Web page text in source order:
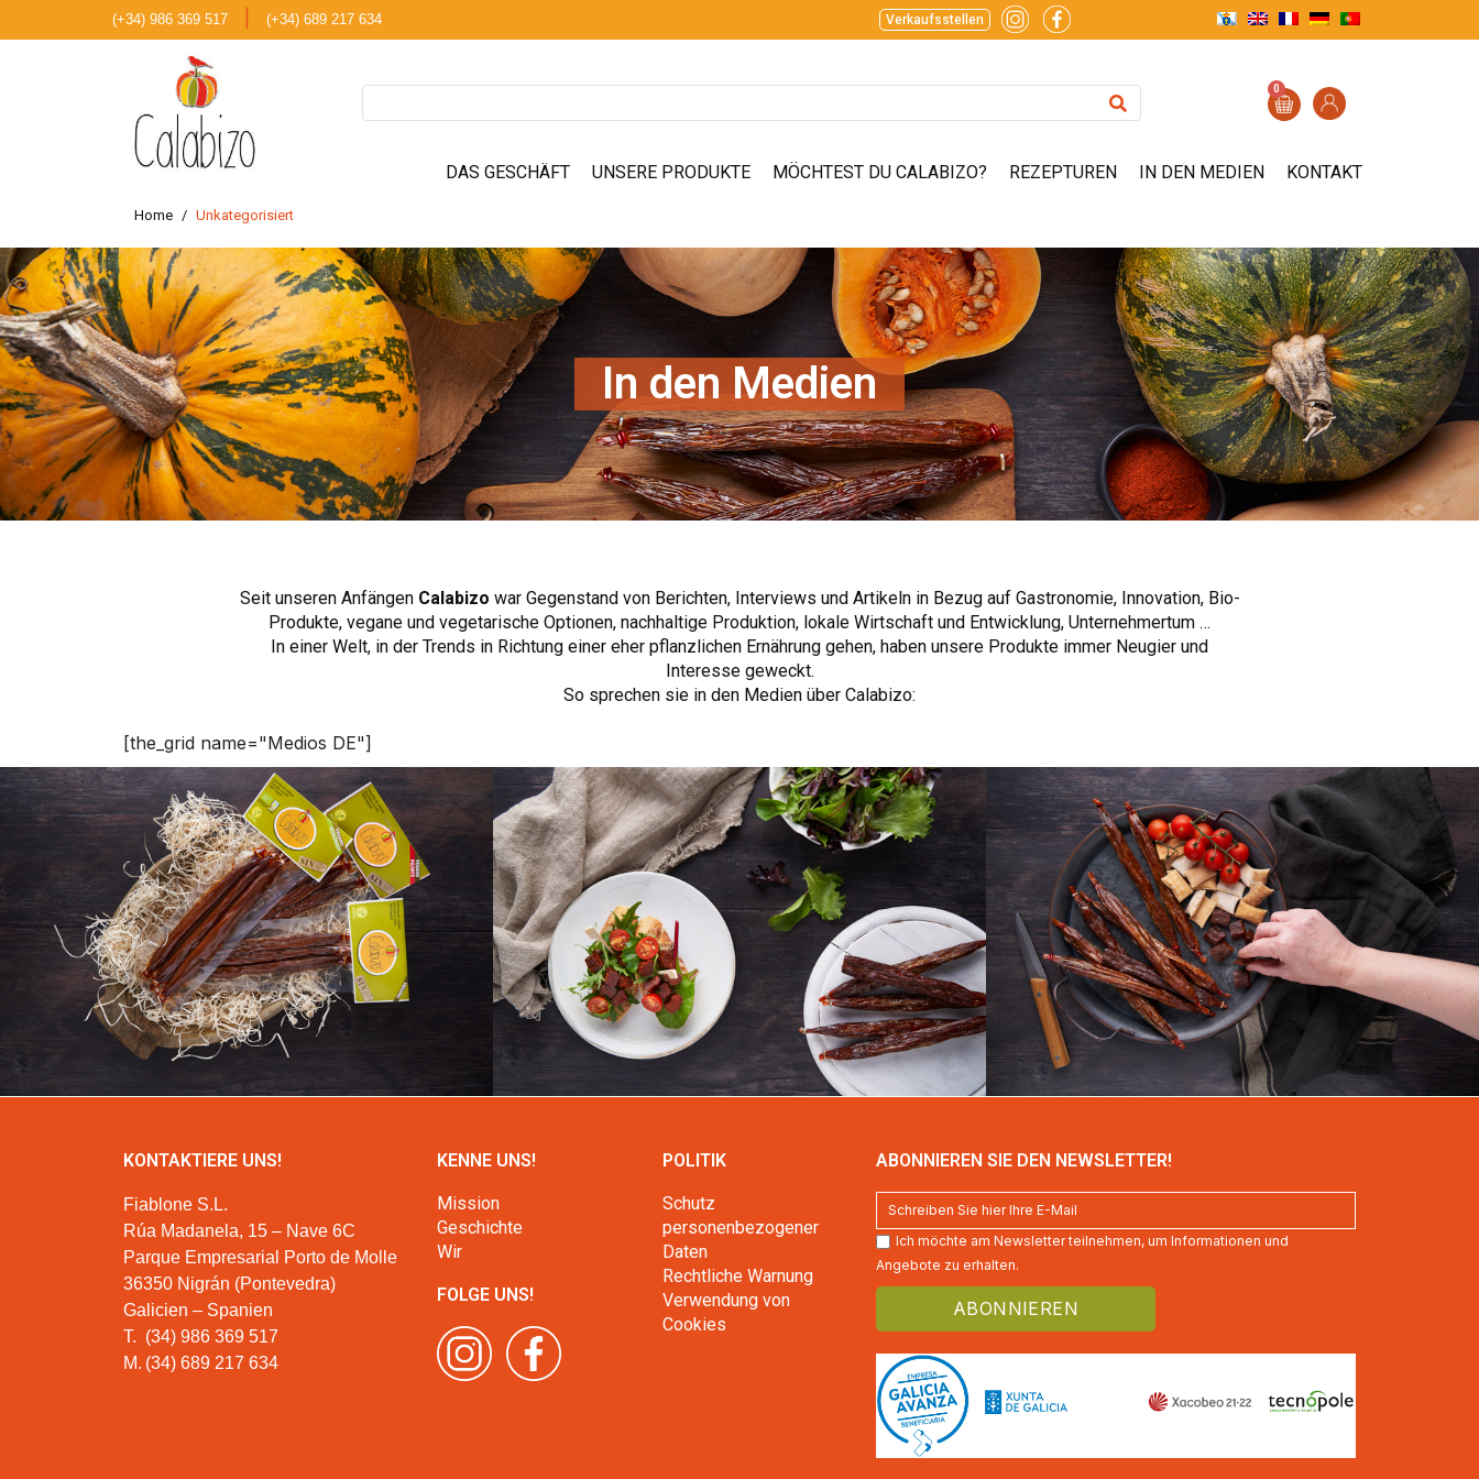
(+34) 986 369 517 (+34) 689 217 634 Verkaufsstellen
0
DAS GESCHÄFT UNSERE PRODUKTE MÖCHTEST DU CALABIZO? REZEPTUREN IN DEN MEDIEN KONTAKT
Home Unkategorisiert
In den Medien
Seit unseren AnfängenCalabizo war Gegenstand von Berichten, Interviews und Artikeln in Bezug auf Gastronomie, Innovation, Bio-
Produkte, vegane und vegetarische Optionen, nachhaltige Produktion, lokale Wirtschaft und Entwicklung, Unternehmertum …
In einer Welt, in der Trends in Richtung einer eher pflanzlichen Ernährung gehen, haben unsere Produkte immer Neugier und
Interesse geweckt.
So sprechen sie in den Medien über Calabizo:
[the_grid name="Medios DE"]
KONTAKTIERE UNS!
Fiablone S.L.
Rúa Madanela, 15 – Nave 6C
Parque Empresarial Porto de Molle
36350 Nigrán (Pontevedra)
Galicien – Spanien
T. (34) 986 369 517
M. (34) 689 217 634
KENNE UNS!
Mission
Geschichte
Wir
FOLGE UNS!
POLITIK
Schutz
personenbezogener
Daten
Rechtliche Warnung
Verwendung von
Cookies
ABONNIEREN SIE DEN NEWSLETTER!
Ich möchte am Newsletter teilnehmen, um Informationen und
Angebote zu erhalten.